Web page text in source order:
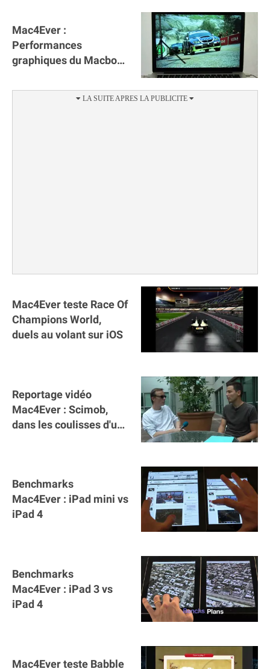
Mac4Ever :
Performances
graphiques du Macbook
Mac4Ever teste Race Of
Champions World,
duels au volant sur iOS
Reportage vidéo
Mac4Ever : Scimob,
dans les coulisses d'une
Benchmarks
Mac4Ever : iPad mini vs
iPad 4
Benchmarks
Mac4Ever : iPad 3 vs
iPad 4
Mac4Ever teste Babble